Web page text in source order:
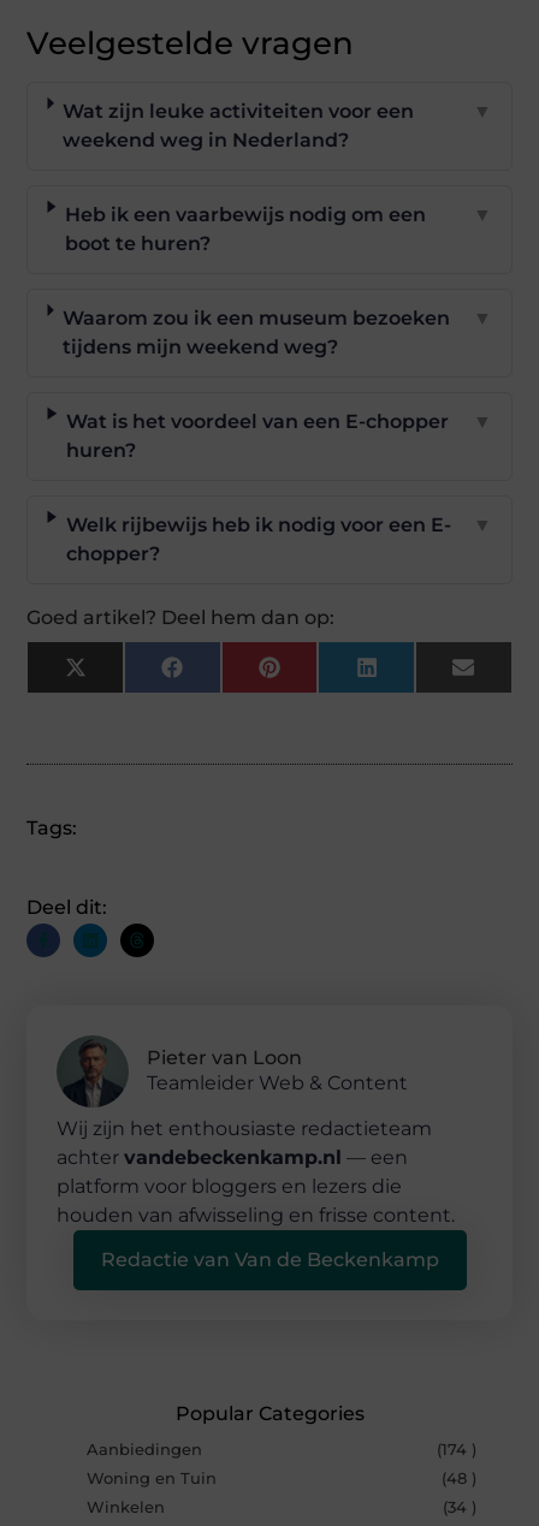
Veelgestelde vragen
Wat zijn leuke activiteiten voor een
weekend weg in Nederland?
▼
Heb ik een vaarbewijs nodig om een
boot te huren?
▼
Waarom zou ik een museum bezoeken
tijdens mijn weekend weg?
▼
Wat is het voordeel van een E-chopper
huren?
▼
Welk rijbewijs heb ik nodig voor een E-
chopper?
▼
Goed artikel? Deel hem dan op:
X
(Twitter)
FacebookPinterestLinkedIn Email
Tags:
Deel dit:
Pieter van Loon
Teamleider Web & Content
Wij zijn het enthousiaste redactieteam
achtervandebeckenkamp.nl — een
platform voor bloggers en lezers die
houden van afwisseling en frisse content.
Redactie van Van de Beckenkamp
Popular Categories
Aanbiedingen
(174 )
Woning en Tuin
(48 )
Winkelen
(34 )